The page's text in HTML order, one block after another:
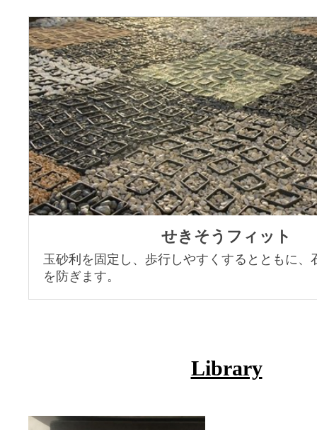
せきそうフィット
玉砂利を固定し、歩行しやすくするとともに、
を防ぎます。
Library